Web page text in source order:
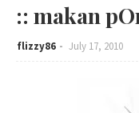
:: makan
flizzy86 July 17, 2010